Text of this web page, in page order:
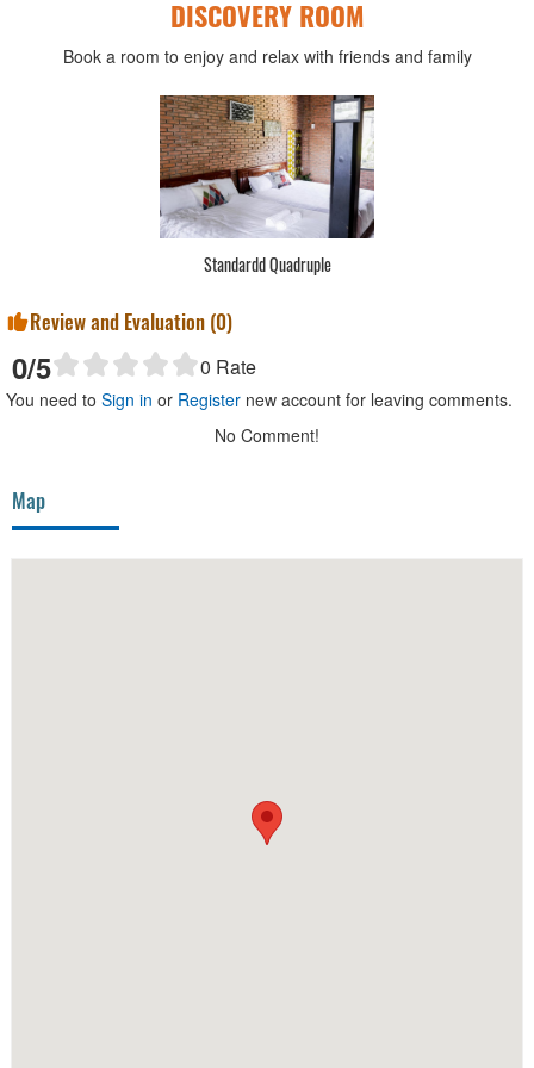
DISCOVERY ROOM
Book a room to enjoy and relax with friends and family
Standardd Quadruple
Review and Evaluation (0)
0/5 0 Rate
You need to Sign in or Register new account for leaving comments.
No Comment!
Map